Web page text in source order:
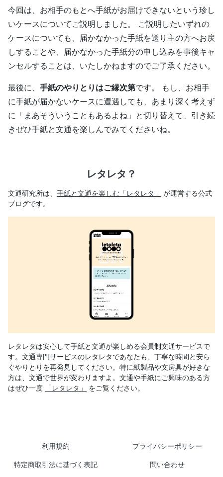
今回は、お相手のもとへ手紙がお届けできないという珍し
いケースについてご説明しました。 ご説明したいずれの
ケースについても、届かなかった手紙を送り主の方へお戻
しすることや、届かなかった手紙分の申し込みを事後キャ
ンセルすることは、いたしかねますのでご了承ください。
最後に、 手紙のやりとりはご縁次第です。 もし、お相手
に手紙が届かないケースに遭遇しても、あまり深く考えず
に「まあそういうこともあるよね」と切り替えて、引き続
きぜひ手紙と文通を楽しんでみてくださいね。
レタレタ？
文通研究所は、 手紙と文通を楽しむ「レタレタ」
が運営する公式
ブログです。
レタレタは安心して手紙と文通が楽しめる会員制文通サービスで
す。文通専門サービスのレタレタであなたも、丁寧な時間と安ら
ぐやりとりを再発見してください。特に紙製品や文房具が好きな
方は、文通で世界が変わりますよ。文通や手紙にご興味のある方
はぜひ一度
「レタレタ」 をご覧ください。
利用規約 プライバシーポリシー
特定商取引法に基づく表記 問い合わせ